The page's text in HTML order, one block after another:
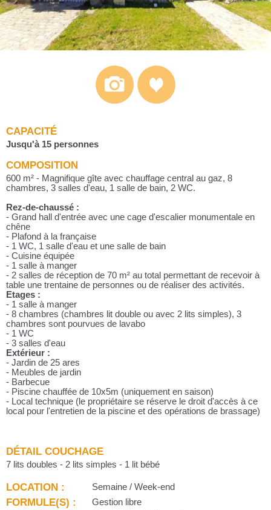
CAPACITÉ
Jusqu'à 15 personnes
COMPOSITION
600 m² - Magnifique gîte avec chauffage central au gaz, 8
chambres, 3 salles d'eau, 1 salle de bain, 2 WC.
Rez-de-chaussé :
- Grand hall d'entrée avec une cage d'escalier monumentale en
chêne
- Plafond à la française
- 1 WC, 1 salle d'eau et une salle de bain
- Cuisine équipée
- 1 salle à manger
- 2 salles de réception de 70 m² au total permettant de recevoir à
table une trentaine de personnes ou de réaliser des activités.
Etages :
- 1 salle à manger
- 8 chambres (chambres lit double ou avec 2 lits simples), 3
chambres sont pourvues de lavabo
- 1 WC
- 3 salles d'eau
Extérieur :
- Jardin de 25 ares
- Meubles de jardin
- Barbecue
- Piscine chauffée de 10x5m (uniquement en saison)
- Local technique (le propriétaire se réserve le droit d'accès à ce
local pour l'entretien de la piscine et des opérations de brassage)
DÉTAIL COUCHAGE
7 lits doubles - 2 lits simples - 1 lit bébé
LOCATION : Semaine / Week-end
FORMULE(S) : Gestion libre